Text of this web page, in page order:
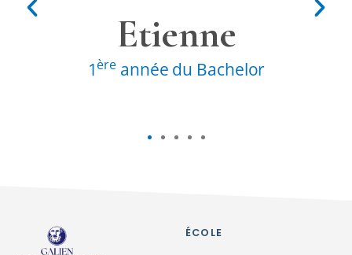
Etienne
1ère année du Bachelor
ÉCOLE